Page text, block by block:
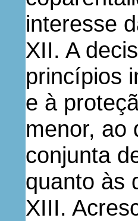
interesse
XII. A
princípios
e à
menor, ao
conjunta
quanto às
XIII.